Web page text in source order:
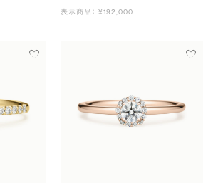
表示商品： ¥192,000